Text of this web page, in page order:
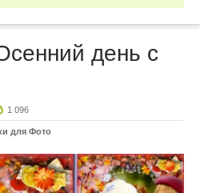
день с
1 096
для Фото